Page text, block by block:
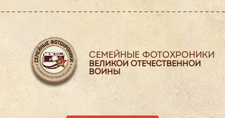
СЕМЕЙНЫЕ ФОТОХРОНИКИ
ВЕЛИКОЙ ОТЕЧЕСТВЕННОЙ
ВОЙНЫ